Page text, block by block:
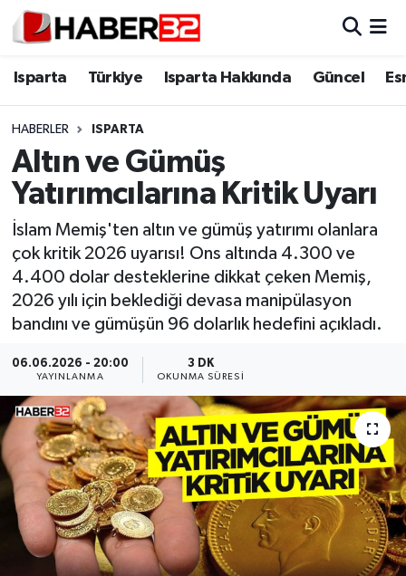
Isparta Türkiye Isparta Hakkında Güncel
HABERLER ISPARTA
Altın ve Gümüş
Yatırımcılarına Kritik Uyarı
İslam Memiş'ten altın ve gümüş yatırımı olanlara
çok kritik 2026 uyarısı! Ons altında 4.300 ve
4.400 dolar desteklerine dikkat çeken Memiş,
2026 yılı için beklediği devasa manipülasyon
bandını ve gümüşün 96 dolarlık hedefini açıkladı.
06.06.2026 - 20:00
YAYINLANMA
3 DK
OKUNMA SÜRESI
Isparta
Esnaf Diyor ki;
ASAYİŞ
BİLİM VE TEKNOLOJİ
EĞİTİM
HABERDE İNSAN
İlginç
KÜLTÜR SANAT
Isparta Nöbetçi Eczaneler
Isparta Trafik Yoğunluk Haritası
Süper Lig Puan Durumu ve Fikstür
Tüm Manşetler
Son Dakika Haberleri